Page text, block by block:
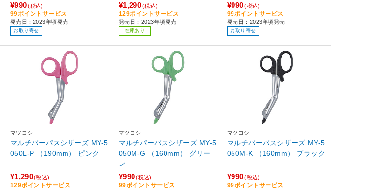
¥990 (税込)
99ポイントサービス
発売日：2023年頃発売
お取り寄せ
¥1,290(税込)
129ポイントサービス
発売日：2023年頃発売
在庫あり
¥990 (税込)
99ポイントサービス
発売日：2023年頃発売
お取り寄せ
マツヨシ
マルチパーパスシザーズ MY-5
050L-P （190mm） ピンク
¥1,290(税込)
129ポイントサービス
マツヨシ
マルチパーパスシザーズ MY-5
050M-G （160mm） グリー
ン
¥990 (税込)
99ポイントサービス
マツヨシ
マルチパーパスシザーズ MY-5
050M-K （160mm） ブラック
¥990 (税込)
99ポイントサービス